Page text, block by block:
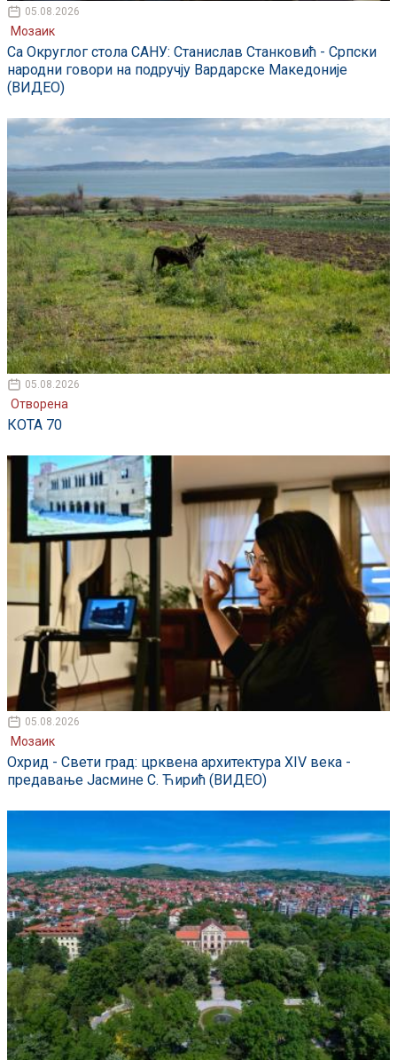
05.08.2026
Мозаик
Са Округлог стола САНУ: Станислав Станковић - Српски
народни говори на подручју Вардарске Македоније
(ВИДЕО)
05.08.2026
Отворена
КОТА 70
05.08.2026
Мозаик
Охрид - Свети град: црквена архитектура XIV века -
предавање Јасмине С. Ћирић (ВИДЕО)